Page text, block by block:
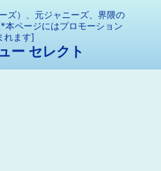
ズ）、元ジャニーズ、界隈の
本ページにはプロモーション
れます]
ー セレクト